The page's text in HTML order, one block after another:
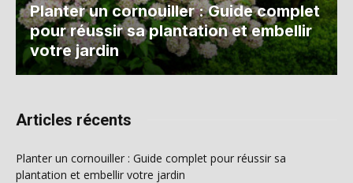
Planter un cornouiller : Guide complet
pour réussir sa plantation et embellir
votre jardin
Articles récents
Planter un cornouiller : Guide complet pour réussir sa
plantation et embellir votre jardin